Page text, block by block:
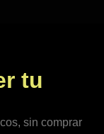
tu
sin comprar